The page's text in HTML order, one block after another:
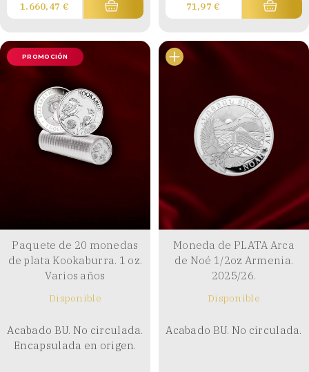
1.660,47 € 71,97 €
Paquete de 20 monedas
de plata Kookaburra. 1 oz.
Varios años
Disponible
Acabado BU. No circulada.
Encapsulada en origen.
Moneda de PLATA Arca
de Noé 1/2oz Armenia.
2025/26.
Disponible
Acabado BU. No circulada.